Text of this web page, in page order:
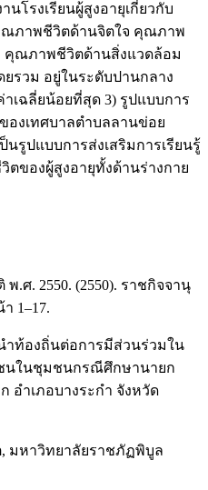
นโรงเรียนผู้สูงอายุเกี่ยวกับ
ภาพชีวิตด้านจิตใจ คุณภาพ
ณภาพชีวิตด้านสิ่งแวดล้อม
รวม อยู่ในระดับปานกลาง
เฉลี่ยน้อยที่สุด 3) รูปแบบการ
องเทศบาลตำบลลานข่อย
รูปแบบการส่งเสริมการเรียนรู้
ของผู้สูงอายุทั้งด้านร่างกาย
ศ. 2550. (2550). ราชกิจจานุ
1–17.
ำท้องถิ่นต่อการมีส่วนร่วมใน
นในชุมชนกรณีศึกษานายก
อำเภอบางระกำ จังหวัด
มหาวิทยาลัยราชภัฏพิบูล